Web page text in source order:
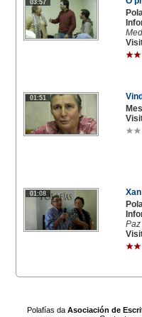
03:57
01:51
01:08
Paz
Polafías daAsociación de